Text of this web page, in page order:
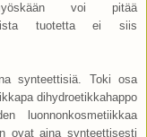
voi pitää
tuotetta ei siis
synteettisiä. Toki osa
dihydroetikkahappo
luonnonkosmetiikkaa
ovat aina synteettisesti